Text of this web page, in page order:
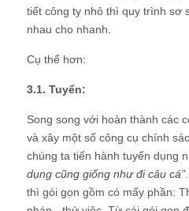
tiết công ty nhỏ thì quy trình sơ
nhau cho nhanh.
Cụ thể hơn:
3.1. Tuyển:
Song song với hoàn thành các
và xây một số công cụ chính
chúng ta tiến hành tuyển dụng
dụng cũng giống như đi câu cá"
thì gói gọn gồm có mấy phần: